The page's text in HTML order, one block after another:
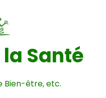
la Santé
Bien-être, etc.